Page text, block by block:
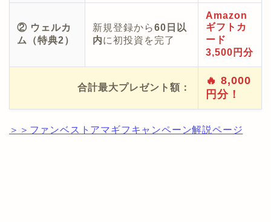
② ウェルカ
ム（特典2）
新規登録から60日以
内に初投資を完了
Amazon
ギフトカ
ード
3,500円分
合計最大プレゼント額：
🔥 8,000
円分！
＞＞ファンベストアマギフキャンペーン解説ページ